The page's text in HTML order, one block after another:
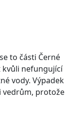
to části Černé
kvůli nefungující
vody. Výpadek
vedrům, protože